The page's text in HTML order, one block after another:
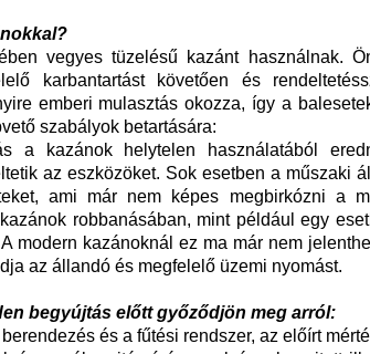
vegyes tüzelésű kazánt használnak.
karbantartást követően és
emberi mulasztás okozza, így a
szabályok betartására:
a kazánok helytelen használatából
az eszközöket. Sok esetben a műszaki
ami már nem képes megbirkózni a
robbanásában, mint például egy
modern kazánoknál ez ma már nem
az állandó és megfelelő üzemi nyomást.
begyújtás előtt győződjön meg arról:
és a fűtési rendszer, az előírt